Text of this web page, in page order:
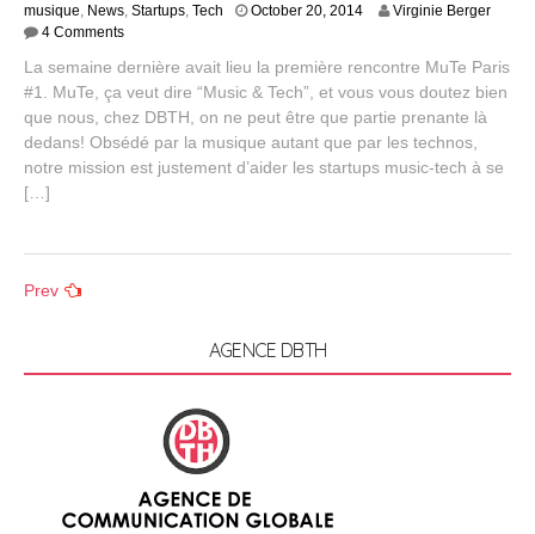
musique, News, Startups, Tech October 20, 2014A
u
s
t
7
2
Virginie Berger
4 Comments
La semaine dernière avait lieu la première rencontre MuTe Paris
#1. MuTe, ça veut dire “Music & Tech”, et vous vous doutez bien
que nous, chez DBTH, on ne peut être que partie prenante là
dedans! Obsédé par la musique autant que par les technos,
notre mission est justement d’aider les startups music-tech à se
[…]
Posts
Prev
AGENCE DBTH